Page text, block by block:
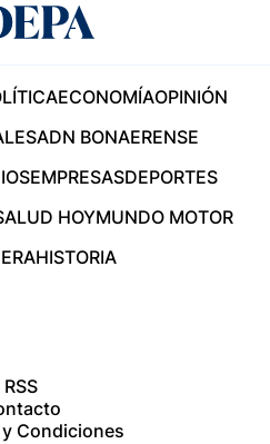
ECONOMÍAOPINIÓN
ADN BONAERENSE
EMPRESASDEPORTES
HOYMUNDO MOTOR
HISTORIA
RSS
Condiciones